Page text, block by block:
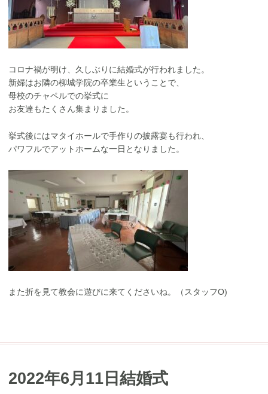
コロナ禍が明け、久しぶりに結婚式が行われました。
新婦はお隣の柳城学院の卒業生ということで、
母校のチャペルでの挙式に
お友達もたくさん集まりました。
挙式後にはマタイホールで手作りの披露宴も行われ、
パワフルでアットホームな一日となりました。
また折を見て教会に遊びに来てくださいね。（スタッフO)
2022年6月11日結婚式